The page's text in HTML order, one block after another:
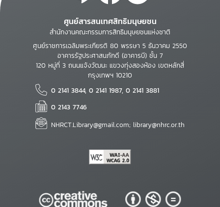
ศูนย์สารสนเทศสิทธิมนุษยชน
สำนักงานคณะกรรมการสิทธิมนุษยชนแห่งชาติ
ศูนย์ราชการเฉลิมพระเกียรติ 80 พรรษา 5 ธันวาคม 2550
อาคารรัฐประศาสนภักดี (อาคารบี) ชั้น 7
120 หมู่ที่ 3 ถนนแจ้งวัฒนะ แขวงทุ่งสองห้อง เขตหลักสี่
กรุงเทพฯ 10210
0 2141 3844, 0 2141 1987, 0 2141 3881
0 2143 7746
NHRCT.Library@gmail.com; library@nhrc.or.th